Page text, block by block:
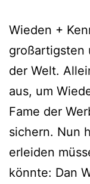
Wieden +
großartigsten
der Welt.
aus, um
Fame der
sichern. Nun
erleiden
könnte: Dan